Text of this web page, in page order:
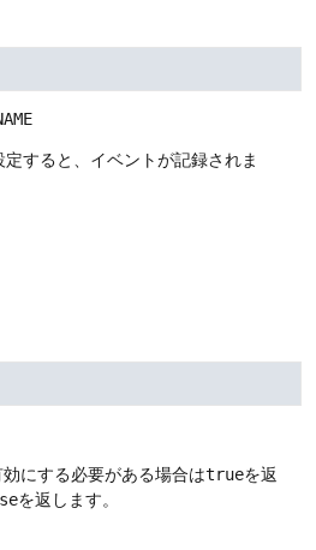
定すると、イベントが記録されま
にする必要がある場合はtrueを返
を返します。